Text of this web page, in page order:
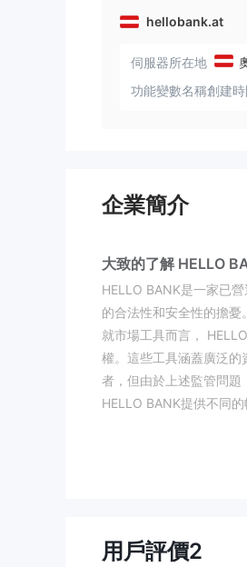
hellobank.at
伺服器所在地
功能變數名稱創建時
企業簡介
大致的了解 HELLO
HELLO BANK是一家已
的合法性和安全性的擔憂
就市場工具而言，
權。這些工具涵蓋廣泛的
者，但由於上述監管問題
HELLO BANK提供不同
偶爾會出現宕機，並且有
用戶評價2